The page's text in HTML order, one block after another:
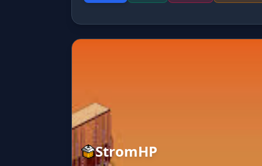
StromHP